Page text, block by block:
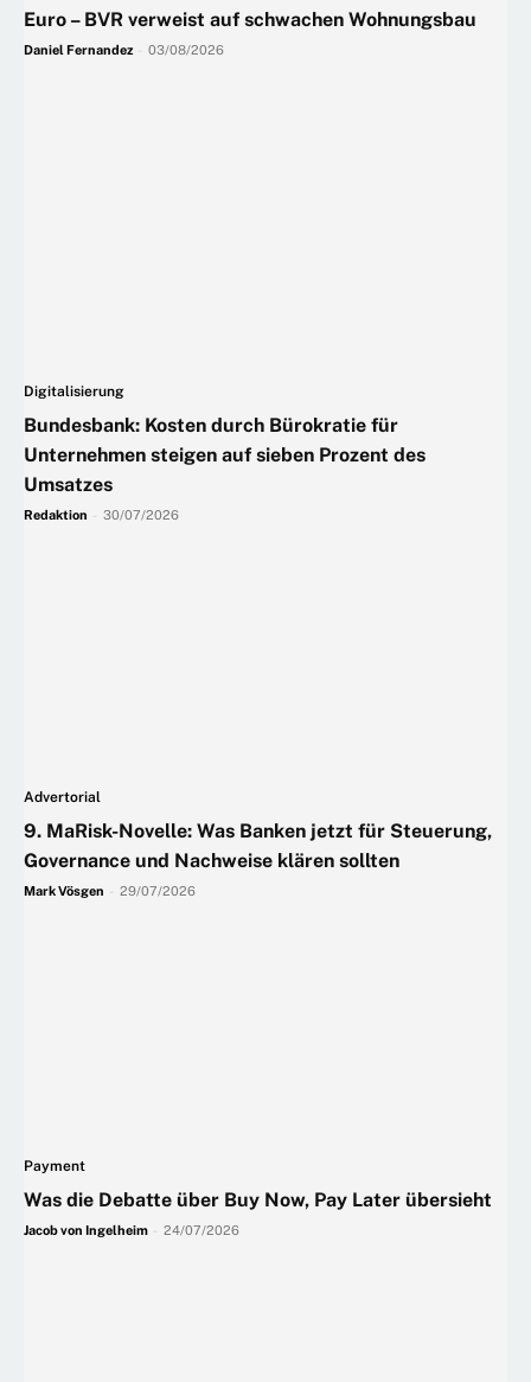
Euro – BVR verweist auf schwachen Wohnungsbau
Daniel Fernandez 03/08/2026
Digitalisierung
Bundesbank: Kosten durch Bürokratie für
Unternehmen steigen auf sieben Prozent des
Umsatzes
Redaktion 30/07/2026
Advertorial
9. MaRisk-Novelle: Was Banken jetzt für Steuerung,
Governance und Nachweise klären sollten
Mark Vösgen 29/07/2026
Payment
Was die Debatte über Buy Now, Pay Later übersieht
Jacob von Ingelheim 24/07/2026